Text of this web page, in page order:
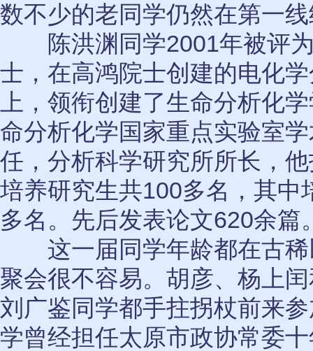
数不少的老同学仍然在第一
陈洪渊同学2001年被评为
士，在高鸿院士创建的电化
上，领衔创建了生命分析化
命分析化学国家重点实验室
任，分析科学研究所所长，
培养研究生共100多名，其中
多名。先后发表论文620余篇
这一届同学年龄都在古稀
聚会很不容易。胡彦、杨上
刘广鉴同学都手拄拐杖前来
学曾经担任太原市政协常委